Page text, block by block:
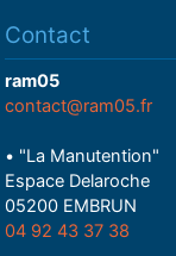
Contact
ram05
contact@ram05.fr
• "La Manutention"
Espace Delaroche
05200 EMBRUN
04 92 43 37 38